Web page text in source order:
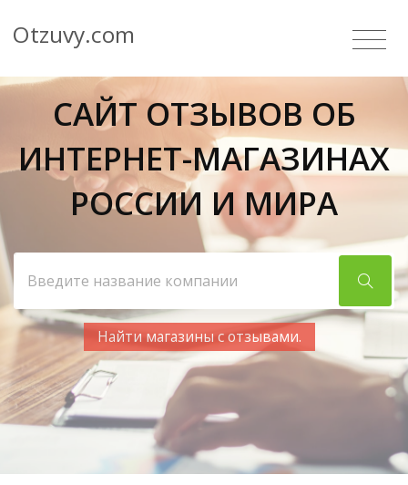
Otzuvy.com
САЙТ ОТЗЫВОВ ОБ
ИНТЕРНЕТ-МАГАЗИНАХ
РОССИИ И МИРА
Найти магазины с отзывами.